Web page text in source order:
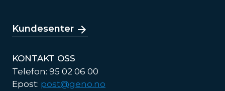
Kundesenter
KONTAKT OSS
Telefon: 95 02 06 00
Epost: post@geno.no